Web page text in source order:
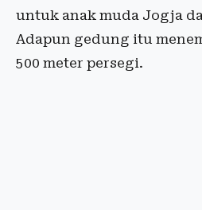
untuk anak muda Jogja
Adapun gedung itu
500 meter persegi.